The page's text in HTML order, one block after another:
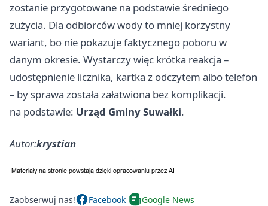
zostanie przygotowane na podstawie średniego
zużycia. Dla odbiorców wody to mniej korzystny
wariant, bo nie pokazuje faktycznego poboru w
danym okresie. Wystarczy więc krótka reakcja –
udostępnienie licznika, kartka z odczytem albo telefon
– by sprawa została załatwiona bez komplikacji.
na podstawie: Urząd Gminy Suwałki.
Autor:krystian
Zaobserwuj nas! Facebook Google News